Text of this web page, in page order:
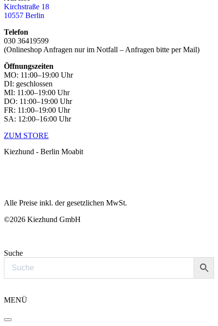
Kirchstraße 18
10557 Berlin
Telefon
030 36419599
(Onlineshop Anfragen nur im Notfall – Anfragen bitte per Mail)
Öffnungszeiten
MO: 11:00–19:00 Uhr
DI: geschlossen
MI: 11:00–19:00 Uhr
DO: 11:00–19:00 Uhr
FR: 11:00–19:00 Uhr
SA: 12:00–16:00 Uhr
ZUM STORE
Kiezhund - Berlin Moabit
Alle Preise inkl. der gesetzlichen MwSt.
©2026 Kiezhund GmbH
Suche
MENÜ